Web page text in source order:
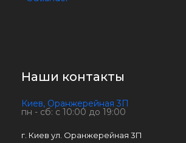
Наши контакты
Киев, Оранжерейная 3П
пн - сб: с 10:00 до 19:00
г. Киев ул. Оранжерейная 3П